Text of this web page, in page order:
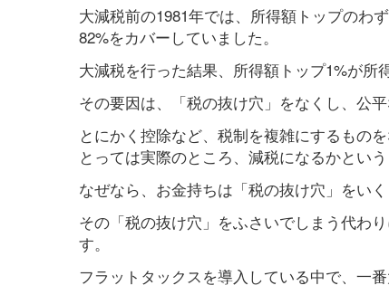
大減税前の1981年では、所得額トップのわ
82%をカバーしていました。
大減税を行った結果、所得額トップ1%が所
その要因は、「税の抜け穴」をなくし、公
とにかく控除など、税制を複雑にするもの
とっては実際のところ、減税になるかとい
なぜなら、お金持ちは「税の抜け穴」をい
その「税の抜け穴」をふさいでしまう代わ
す。
フラットタックスを導入している中で、一番